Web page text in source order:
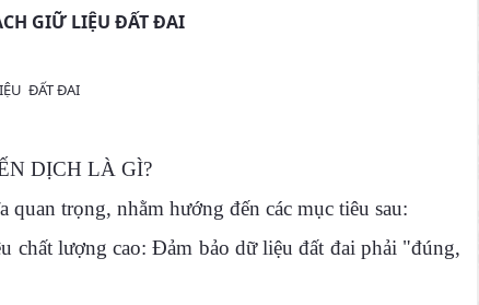
GIỮ LIỆU ĐẤT ĐAI
ĐẤT ĐAI
DỊCH LÀ GÌ?
quan trọng, nhằm hướng đến các mục tiêu sau:
chất lượng cao: Đảm bảo dữ liệu đất đai phải "đúng,